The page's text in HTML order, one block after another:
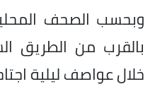
وبحسب الصحف
خلال عواصف ليلية